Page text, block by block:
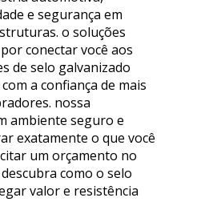
e segurança em
o soluções
conectar você aos
de selo galvanizado
a confiança de mais
nossa
ambiente seguro e
exatamente o que você
um orçamento no
como o selo
valor e resistência